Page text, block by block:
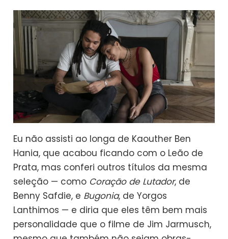
Eu não assisti ao longa de Kaouther Ben
Hania, que acabou ficando com o Leão de
Prata, mas conferi outros títulos da mesma
seleção — como Coração de Lutador, de
Benny Safdie, e Bugonia, de Yorgos
Lanthimos — e diria que eles têm bem mais
personalidade que o filme de Jim Jarmusch,